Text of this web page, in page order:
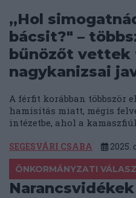
„Hol
bácsit?" –
bűnözőt vettek
nagykanizsai
A férfit korábban többször
hamisítás miatt, mégis
intézetbe, ahol a
SEGESVÁRI CSABA 2025.
ÖNKORMÁNYZATI